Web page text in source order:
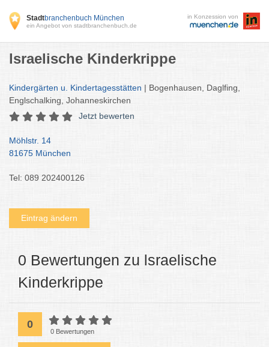
Stadtbranchenbuch München
ein Angebot von stadtbranchenbuch.de
in Konzession von
lsraelische Kinderkrippe
Kindergärten u. Kindertagesstätten | Bogenhausen, Daglfing,
Englschalking, Johanneskirchen
Jetzt bewerten
Möhlstr. 14
81675 München
Tel: 089 202400126
Eintrag ändern
0 Bewertungen zu lsraelische
Kinderkrippe
0
0 Bewertungen